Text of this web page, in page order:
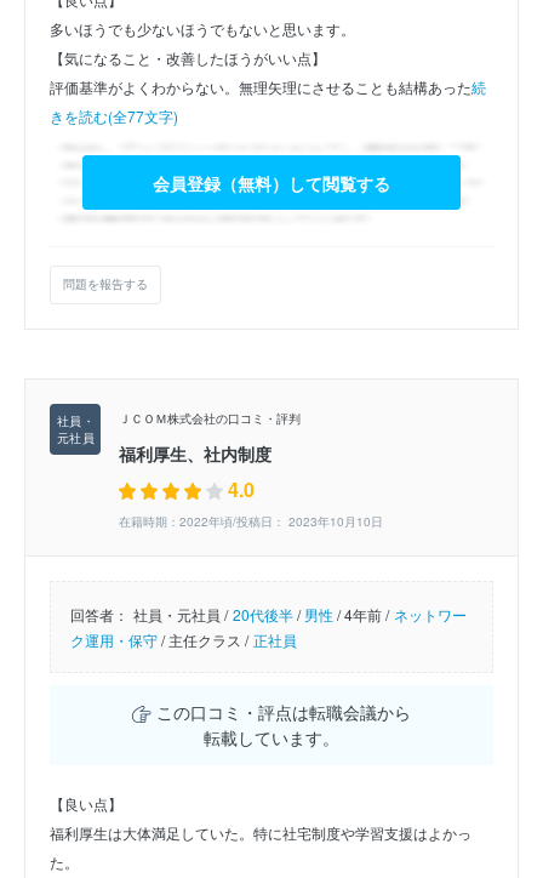
多いほうでも少ないほうでもないと思います。
【気になること・改善したほうがいい点】
評価基準がよくわからない。無理矢理にさせることも結構あった続
きを読む(全77文字)
会員登録（無料）して閲覧する
問題を報告する
ＪＣＯＭ株式会社の口コミ・評判
福利厚生、社内制度
4.0
在籍時期：2022年頃/投稿日： 2023年10月10日
回答者： 社員・元社員 / 20代後半/男性/4年前 / ネットワー
ク運用・保守/主任クラス / 正社員
この口コミ・評点は転職会議から
転載しています。
【良い点】
福利厚生は大体満足していた。特に社宅制度や学習支援はよかっ
た。